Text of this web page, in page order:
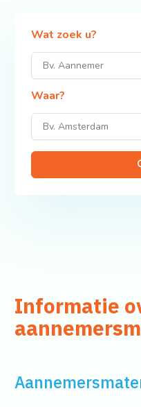
Wat zoek u?
Waar?
Informatie